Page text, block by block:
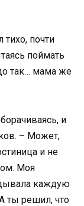
тихо, почти
поймать
так… мама же
и
– Может,
и не
Моя
каждую
ты решил, что